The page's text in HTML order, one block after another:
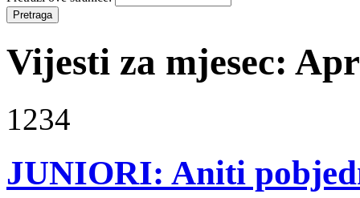
Vijesti za mjesec:
1234
JUNIORI: Aniti